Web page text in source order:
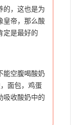
的，这也是为
皇帝，那么酸
定是最好的
能空腹喝酸奶
面包，鸡蛋
吸收酸奶中的